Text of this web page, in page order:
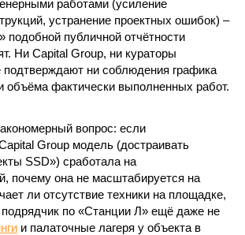
работами (усиление
устранение проектных ошибок) –
подобной публичной отчётности
Ни Capital Group, ни кураторы
подтверждают ни соблюдения графика
объёма фактически выполненных работ.
вопрос: если
Group модель (достраивать
SSD») сработала на
почему она не масштабируется на
ли отсутствие техники на площадке,
подрядчик по «Станции Л» ещё даже не
и палаточные лагеря у объекта в